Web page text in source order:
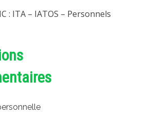
: ITA – IATOS – Personnels